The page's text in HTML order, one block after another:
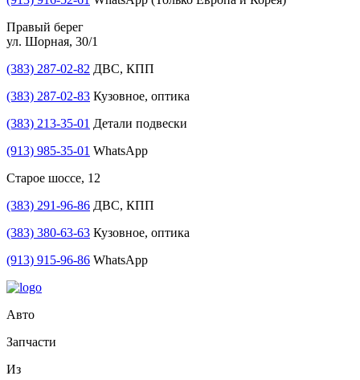
Правый берег
ул. Шорная, 30/1
(383) 287-02-82 ДВС, КПП
(383) 287-02-83 Кузовное, оптика
(383) 213-35-01 Детали подвески
(913) 985-35-01 WhatsApp
Старое шоссе, 12
(383) 291-96-86 ДВС, КПП
(383) 380-63-63 Кузовное, оптика
(913) 915-96-86 WhatsApp
Авто
Запчасти
Из